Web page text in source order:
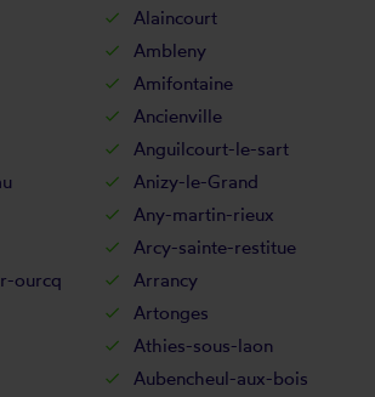
Alaincourt
Ambleny
Amifontaine
Ancienville
Anguilcourt-le-sart
Anizy-le-Grand
Any-martin-rieux
Arcy-sainte-restitue
ourcq
Arrancy
Artonges
Athies-sous-laon
Aubencheul-aux-bois